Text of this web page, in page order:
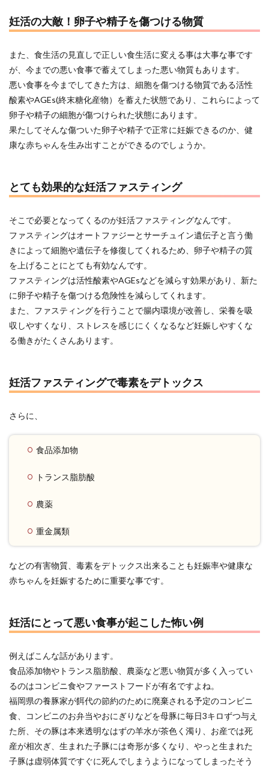
妊活の大敵！卵子や精子を傷つける物質
また、食生活の見直しで正しい食生活に変える事は大事な事です
が、今までの悪い食事で蓄えてしまった悪い物質もあります。
悪い食事を今までしてきた方は、細胞を傷つける物質である活性
酸素やAGEs(終末糖化産物）を蓄えた状態であり、これらによって
卵子や精子の細胞が傷つけられた状態にあります。
果たしてそんな傷ついた卵子や精子で正常に妊娠できるのか、健
康な赤ちゃんを生み出すことができるのでしょうか。
とても効果的な妊活ファスティング
そこで必要となってくるのが妊活ファスティングなんです。
ファスティングはオートファジーとサーチュイン遺伝子と言う働
きによって細胞や遺伝子を修復してくれるため、卵子や精子の質
を上げることにとても有効なんです。
ファスティングは活性酸素やAGEsなどを減らす効果があり、新た
に卵子や精子を傷つける危険性を減らしてくれます。
また、ファスティングを行うことで腸内環境が改善し、栄養を吸
収しやすくなり、ストレスを感じにくくなるなど妊娠しやすくな
る働きがたくさんあります。
妊活ファスティングで毒素をデトックス
さらに、
食品添加物
トランス脂肪酸
農薬
重金属類
などの有害物質、毒素をデトックス出来ることも妊娠率や健康な
赤ちゃんを妊娠するために重要な事です。
妊活にとって悪い食事が起こした怖い例
例えばこんな話があります。
食品添加物やトランス脂肪酸、農薬など悪い物質が多く入ってい
るのはコンビニ食やファーストフードが有名ですよね。
福岡県の養豚家が餌代の節約のために廃棄される予定のコンビニ
食、コンビニのお弁当やおにぎりなどを母豚に毎日3キロずつ与え
た所、その豚は本来透明なはずの羊水が茶色く濁り、お産では死
産が相次ぎ、生まれた子豚には奇形が多くなり、やっと生まれた
子豚は虚弱体質ですぐに死んでしまうようになってしまったそう